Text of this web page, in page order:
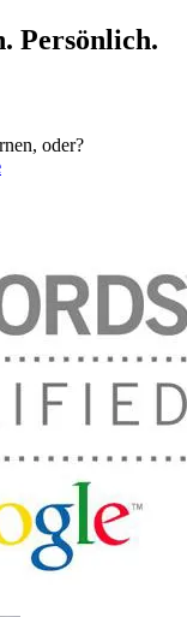
Persönlich.
oder?